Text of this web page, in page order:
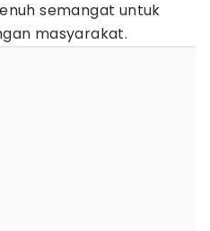
semangat untuk
masyarakat.